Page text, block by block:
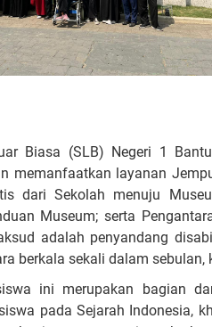
Biasa (SLB) Negeri 1
memanfaatkan layanan
dari Sekolah menuju
Museum; serta
adalah penyandang
berkala sekali dalam
ini merupakan bagian
pada Sejarah Indonesia,